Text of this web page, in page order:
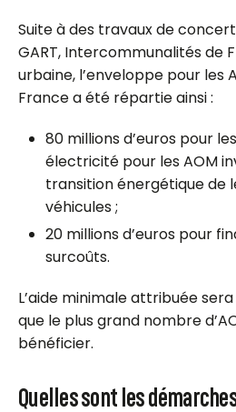
Suite à des travaux de
GART, Intercommunalités de
urbaine, l’enveloppe pour les
France a été répartie ainsi :
80 millions d’euros pour
électricité pour les AOM
transition énergétique de
véhicules ;
20 millions d’euros pour
surcoûts.
L’aide minimale attribuée
que le plus grand nombre
bénéficier.
Quelles sont les